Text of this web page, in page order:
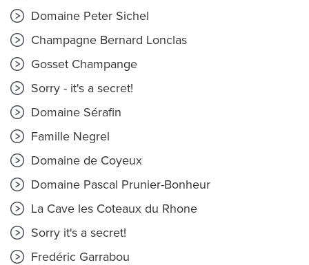
Domaine Peter Sichel
Champagne Bernard Lonclas
Gosset Champange
Sorry - it's a secret!
Domaine Sérafin
Famille Negrel
Domaine de Coyeux
Domaine Pascal Prunier-Bonheur
La Cave les Coteaux du Rhone
Sorry it's a secret!
Fredéric Garrabou